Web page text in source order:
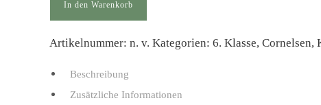
Klasse
Englisch
Menge
In den Warenkorb
Artikelnummer: n. v. Kategorien: 6. Klasse, Cornelsen,
Beschreibung
Zusätzliche Informationen